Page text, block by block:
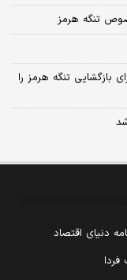
تنگه هرمز
تنگه هرمز را
دنیای اقتصاد